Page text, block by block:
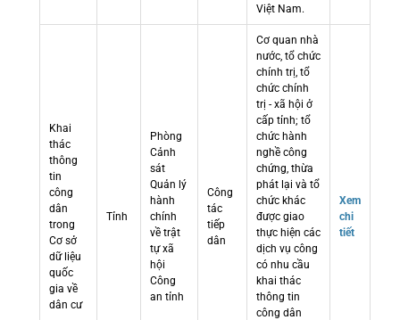
Việt Nam.
Khai
thác
thông
tin
công
dân
trong
Cơ sở
dữ liệu
quốc
gia về
dân cư
Tỉnh
Phòng
Cảnh
sát
Quản lý
hành
chính
về trật
tự xã
hội
Công
an tỉnh
Công
tác
tiếp
dân
Cơ quan nhà
nước, tổ chức
chính trị, tổ
chức chính
trị - xã hội ở
cấp tỉnh; tổ
chức hành
nghề công
chứng, thừa
phát lại và tổ
chức khác
được giao
thực hiện các
dịch vụ công
có nhu cầu
khai thác
thông tin
công dân
Xem
chi
tiết